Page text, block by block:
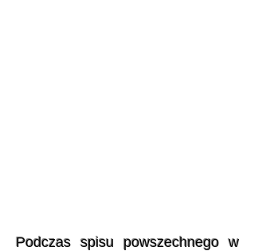
Podczas spisu powszechnego w